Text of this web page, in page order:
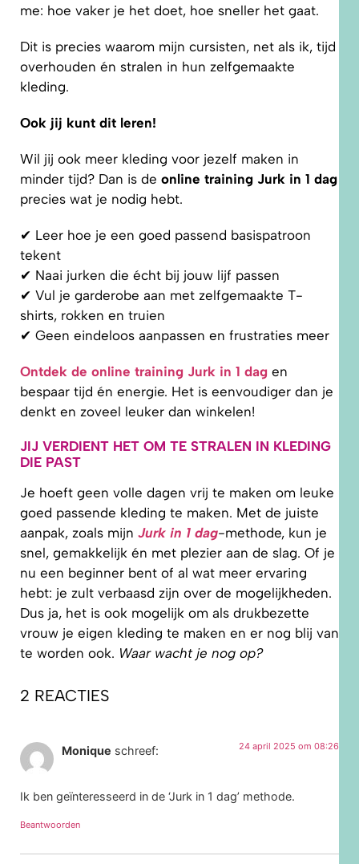
me: hoe vaker je het doet, hoe sneller het gaat.
Dit is precies waarom mijn cursisten, net als ik, tijd
overhouden én stralen in hun zelfgemaakte
kleding.
Ook jij kunt dit leren!
Wil jij ook meer kleding voor jezelf maken in
minder tijd? Dan is de online training Jurk in 1 dag
precies wat je nodig hebt.
✔ Leer hoe je een goed passend basispatroon
tekent
✔ Naai jurken die écht bij jouw lijf passen
✔ Vul je garderobe aan met zelfgemaakte T-
shirts, rokken en truien
✔ Geen eindeloos aanpassen en frustraties meer
Ontdek de online training Jurk in 1 dag en
bespaar tijd én energie. Het is eenvoudiger dan je
denkt en zoveel leuker dan winkelen!
JIJ VERDIENT HET OM TE STRALEN IN KLEDING
DIE PAST
Je hoeft geen volle dagen vrij te maken om leuke
goed passende kleding te maken. Met de juiste
aanpak, zoals mijn Jurk in 1 dag-methode, kun je
snel, gemakkelijk én met plezier aan de slag. Of je
nu een beginner bent of al wat meer ervaring
hebt: je zult verbaasd zijn over de mogelijkheden.
Dus ja, het is ook mogelijk om als drukbezette
vrouw je eigen kleding te maken en er nog blij van
te worden ook. Waar wacht je nog op?
2 REACTIES
Monique schreef: 24 april 2025 om 08:26
Ik ben geïnteresseerd in de ‘Jurk in 1 dag’ methode.
Beantwoorden